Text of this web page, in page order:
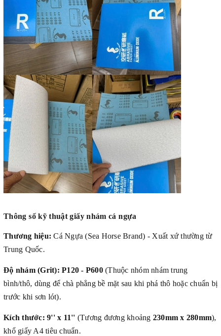
Thông số kỹ thuật giấy nhám cá ngựa
Thương hiệu: Cá Ngựa (Sea Horse Brand) - Xuất xứ thường từ
Trung Quốc.
Độ nhám (Grit): P120 - P600(Thuộc nhóm nhám trung
bình/thô, dùng để chà phẳng bề mặt sau khi phá thô hoặc chuẩn bị
trước khi sơn lót).
Kích thước: 9'' x 11'' (Tương đương khoảng 230mm x 280mm),
khổ giấy A4 tiêu chuẩn.